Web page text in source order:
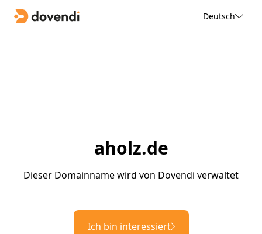
Deutsch
aholz.de
Dieser Domainname wird von Dovendi verwaltet
Ich bin interessiert